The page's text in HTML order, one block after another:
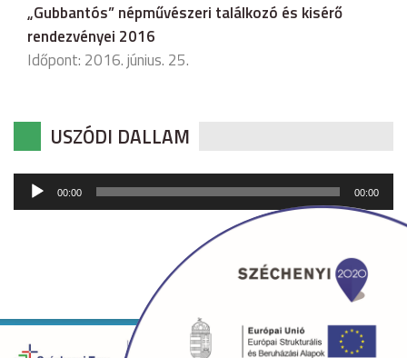
„Gubbantós” népművészeri találkozó és kisérő
rendezvényei 2016
Időpont: 2016. június. 25.
USZÓDI DALLAM
Audió
lejátszó
00:00 00:00
Copyright © 2026 uszod.hu Minden jog fenntartva. •